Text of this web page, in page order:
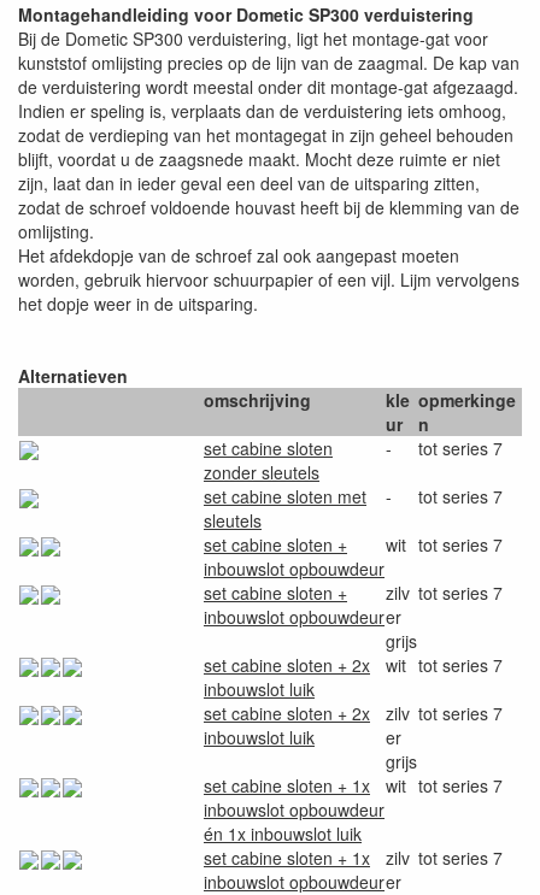
Montagehandleiding voor Dometic SP300 verduistering
Bij de Dometic SP300 verduistering, ligt het montage-gat voor
kunststof omlijsting precies op de lijn van de zaagmal. De kap van
de verduistering wordt meestal onder dit montage-gat afgezaagd.
Indien er speling is, verplaats dan de verduistering iets omhoog,
zodat de verdieping van het montagegat in zijn geheel behouden
blijft, voordat u de zaagsnede maakt. Mocht deze ruimte er niet
zijn, laat dan in ieder geval een deel van de uitsparing zitten,
zodat de schroef voldoende houvast heeft bij de klemming van de
omlijsting.
Het afdekdopje van de schroef zal ook aangepast moeten
worden, gebruik hiervoor schuurpapier of een vijl. Lijm vervolgens
het dopje weer in de uitsparing.
Alternatieven
omschrijving
kle
ur
opmerkinge
n
set cabine sloten
zonder sleutels
-
tot series 7
set cabine sloten met
sleutels
-
tot series 7
set cabine sloten +
inbouwslot opbouwdeur
wit tot series 7
set cabine sloten +
inbouwslot opbouwdeur
zilv
er
grijs
tot series 7
set cabine sloten + 2x
inbouwslot luik
wit tot series 7
set cabine sloten + 2x
inbouwslot luik
zilv
er
grijs
tot series 7
set cabine sloten + 1x
inbouwslot opbouwdeur
én 1x inbouwslot luik
wit tot series 7
set cabine sloten + 1x
inbouwslot opbouwdeur
zilv
er
tot series 7